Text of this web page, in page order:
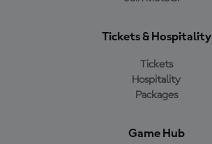
Tickets & Hospitality
Tickets
Hospitality
Packages
Game Hub